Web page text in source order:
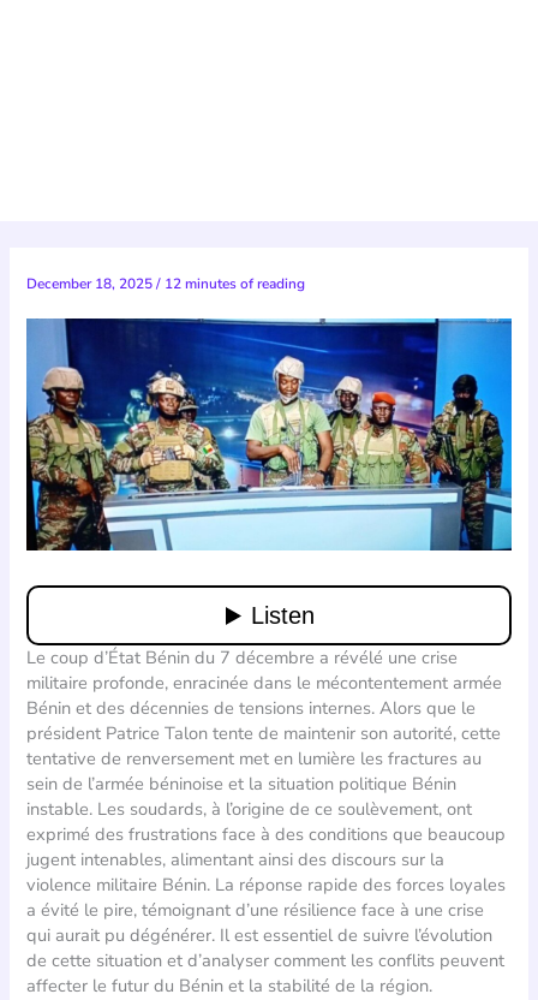
December 18, 2025/ 12 minutes of reading
Le coup d’État Bénin du 7 décembre a révélé une crise
militaire profonde, enracinée dans le mécontentement armée
Bénin et des décennies de tensions internes. Alors que le
président Patrice Talon tente de maintenir son autorité, cette
tentative de renversement met en lumière les fractures au
sein de l’armée béninoise et la situation politique Bénin
instable. Les soudards, à l’origine de ce soulèvement, ont
exprimé des frustrations face à des conditions que beaucoup
jugent intenables, alimentant ainsi des discours sur la
violence militaire Bénin. La réponse rapide des forces loyales
a évité le pire, témoignant d’une résilience face à une crise
qui aurait pu dégénérer. Il est essentiel de suivre l’évolution
de cette situation et d’analyser comment les conflits peuvent
affecter le futur du Bénin et la stabilité de la région.